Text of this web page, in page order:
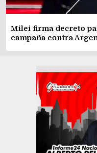
Milei firma decreto
campaña contra